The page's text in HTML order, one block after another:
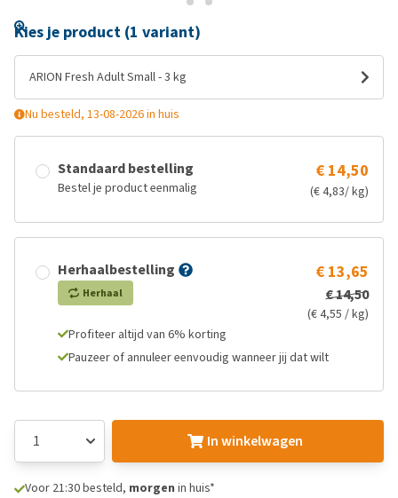
Kies je product (1 variant)
ARION Fresh Adult Small - 3 kg
Nu besteld, 13-08-2026 in huis
Standaard bestelling
Bestel je product eenmalig
€ 14,50
(€ 4,83/ kg)
Herhaalbestelling
Herhaal
€ 13,65
€ 14,50
(€ 4,55 / kg)
Profiteer altijd van 6% korting
Pauzeer of annuleer eenvoudig wanneer jij dat wilt
In winkelwagen
Voor 21:30 besteld, morgen in huis*